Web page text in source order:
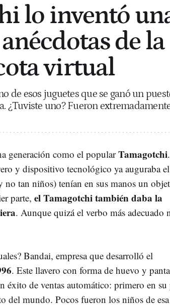
lo inventó
de la
virtual
de esos juguetes que se ganó un
¿Tuviste uno? Fueron
generación como el popularTamagotchi.
y dispositivo tecnológico ya auguraba el
tan niños) tenían en sus manos un
parte, el Tamagotchi también daba la
. Aunque quizá el verbo más adecuado
Bandai, empresa que desarrolló el
. Este llavero con forma de huevo y
de ventas automático: primero en su
del mundo. Pocos fueron los niños de esa